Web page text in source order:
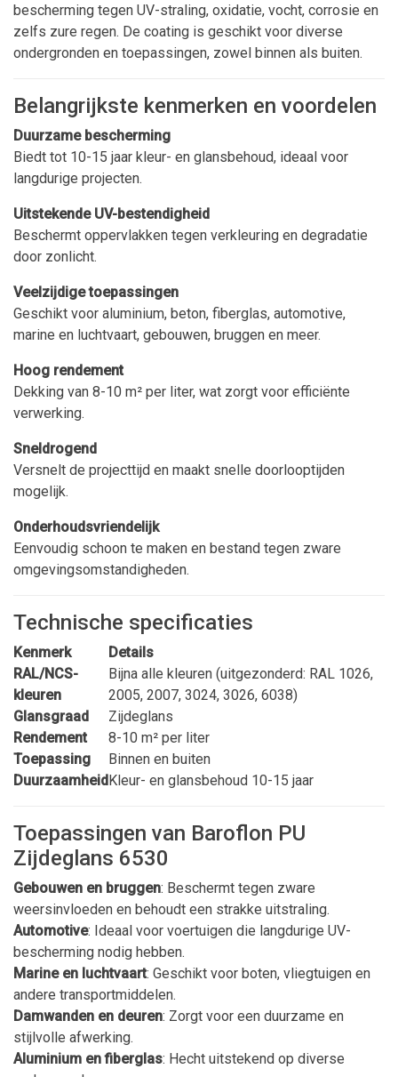
bescherming tegen UV-straling, oxidatie, vocht, corrosie en
zelfs zure regen. De coating is geschikt voor diverse
ondergronden en toepassingen, zowel binnen als buiten.
Belangrijkste kenmerken en voordelen
Duurzame bescherming
Biedt tot 10-15 jaar kleur- en glansbehoud, ideaal voor
langdurige projecten.
Uitstekende UV-bestendigheid
Beschermt oppervlakken tegen verkleuring en degradatie
door zonlicht.
Veelzijdige toepassingen
Geschikt voor aluminium, beton, fiberglas, automotive,
marine en luchtvaart, gebouwen, bruggen en meer.
Hoog rendement
Dekking van 8-10 m² per liter, wat zorgt voor efficiënte
verwerking.
Sneldrogend
Versnelt de projecttijd en maakt snelle doorlooptijden
mogelijk.
Onderhoudsvriendelijk
Eenvoudig schoon te maken en bestand tegen zware
omgevingsomstandigheden.
Technische specificaties
Kenmerk
Details
RAL/NCS-
kleuren
Bijna alle kleuren (uitgezonderd: RAL 1026,
2005, 2007, 3024, 3026, 6038)
Glansgraad
Zijdeglans
Rendement
8-10 m² per liter
Toepassing
Binnen en buiten
DuurzaamheidKleur- en glansbehoud 10-15 jaar
Toepassingen van Baroflon PU
Zijdeglans 6530
Gebouwen en bruggen: Beschermt tegen zware
weersinvloeden en behoudt een strakke uitstraling.
Automotive: Ideaal voor voertuigen die langdurige UV-
bescherming nodig hebben.
Marine en luchtvaart: Geschikt voor boten, vliegtuigen en
andere transportmiddelen.
Damwanden en deuren: Zorgt voor een duurzame en
stijlvolle afwerking.
Aluminium en fiberglas: Hecht uitstekend op diverse